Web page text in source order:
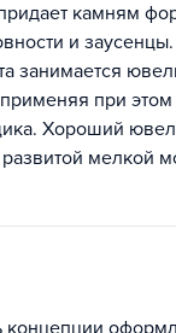
камням
и
занимается
при
Хороший
мелкой